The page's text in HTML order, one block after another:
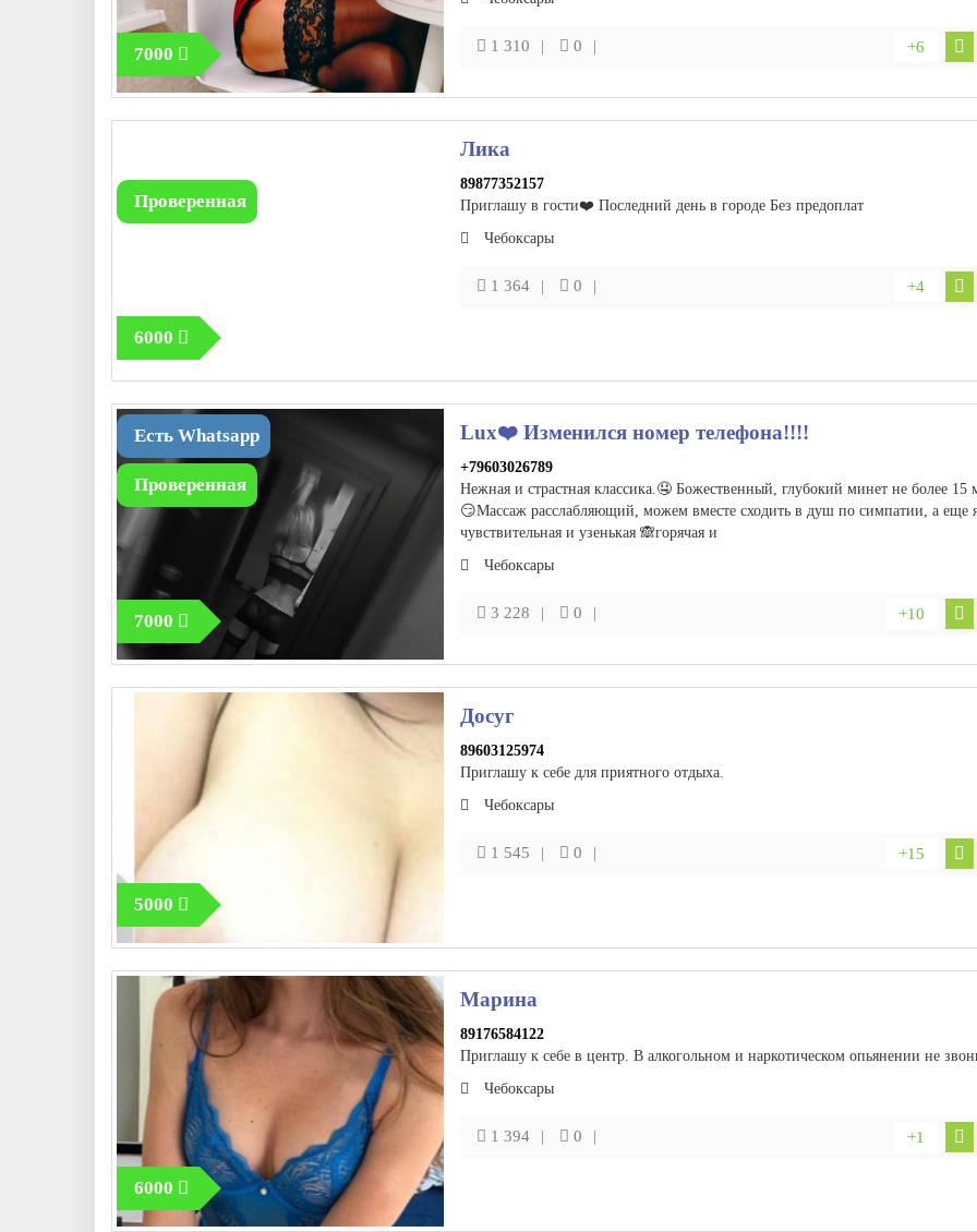
7000 1 310 0 +6
6000
Проверенная
Лика
89877352157
Приглашу в гости❤️ Последний день в городе Без предоплат
Чебоксары
1 364 0 +4
7000
Проверенная
Есть Whatsapp Lux❤️ Изменился номер телефона!!!!
+79603026789
Нежная и страстная классика.🤤 Божественный, глубокий минет не более 15
😏Массаж расслабляющий, можем вместе сходить в душ по симпатии, а еще
чувствительная и узенькая 🙈горячая и
Чебоксары
3 228 0 +10
5000
Досуг
89603125974
Приглашу к себе для приятного отдыха.
Чебоксары
1 545 0 +15
6000
Марина
89176584122
Приглашу к себе в центр. В алкогольном и наркотическом опьянении не
Чебоксары
1 394 0 +1